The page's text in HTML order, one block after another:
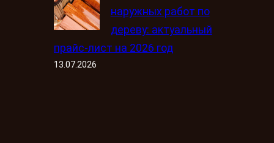
наружных работ по
дереву: актуальный
прайс-лист на 2026 год
13.07.2026